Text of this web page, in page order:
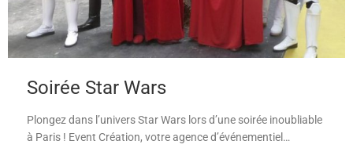
Soirée Star Wars
Plongez dans l’univers Star Wars lors d’une soirée inoubliable
à Paris ! Event Création, votre agence d’événementiel…